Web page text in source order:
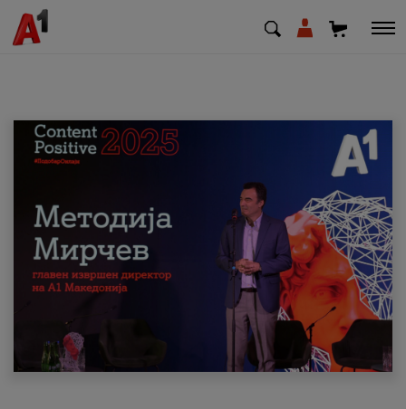
МК EN
Приватни Деловни
Поддршка
Надополни кредит